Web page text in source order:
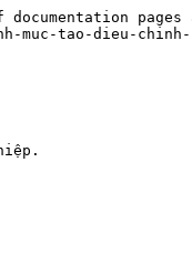
pages
muc-tao-dieu-